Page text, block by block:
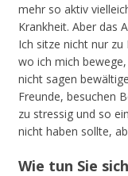
mehr so aktiv
Krankheit. Aber das
Ich sitze nicht nur
wo ich mich
nicht sagen
Freunde, besuchen
zu stressig und so
nicht haben sollte,
Wie tun Sie